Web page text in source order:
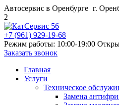
Автосервис в Оренбурге г.
2
+7 (961) 929-19-68
Режим работы: 10:00-19:00
Заказать звонок
Главная
Услуги
Техническое
Замена